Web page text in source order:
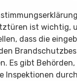
ist wichtig,
dass die
Es gibt Behörden,
Inspektionen